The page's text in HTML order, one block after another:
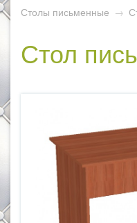
Столы письменные →
Стол